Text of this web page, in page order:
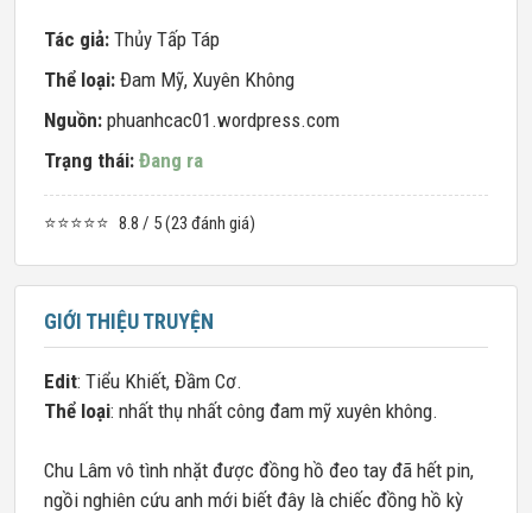
Tác giả: Thủy Tấp Táp
Thể loại: Đam Mỹ, Xuyên Không
Nguồn: phuanhcac01.wordpress.com
Trạng thái: Đang ra
⭐⭐⭐⭐⭐ 8.8 / 5 (23 đánh giá)
GIỚI THIỆU TRUYỆN
Edit: Tiểu Khiết, Đầm Cơ.
Thể loại: nhất thụ nhất công đam mỹ xuyên không.
Chu Lâm vô tình nhặt được đồng hồ đeo tay đã hết pin,
ngồi nghiên cứu anh mới biết đây là chiếc đồng hồ kỳ